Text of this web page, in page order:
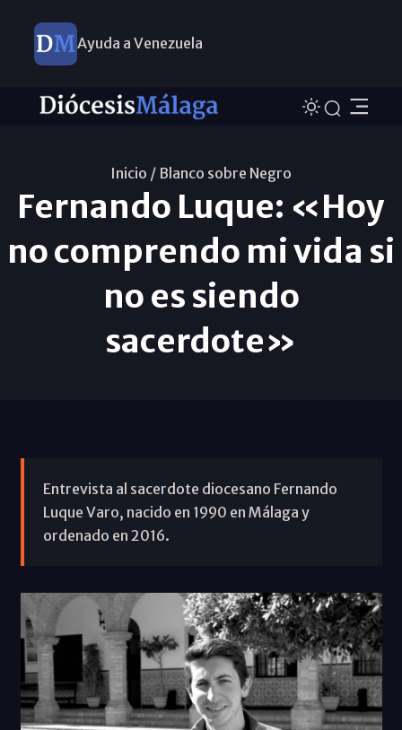
Ayuda a Venezuela
Inicio / Blanco sobre Negro
Fernando Luque: «Hoy
no comprendo mi vida si
no es siendo
sacerdote»
Entrevista al sacerdote diocesano Fernando
Luque Varo, nacido en 1990 en Málaga y
ordenado en 2016.